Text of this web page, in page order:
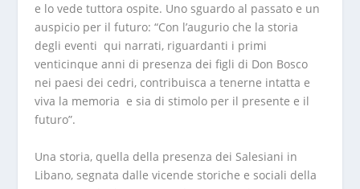
e lo vede tuttora ospite. Uno sguardo al passato e un
auspicio per il futuro: “Con l’augurio che la storia
degli eventi qui narrati, riguardanti i primi
venticinque anni di presenza dei figli di Don Bosco
nei paesi dei cedri, contribuisca a tenerne intatta e
viva la memoria e sia di stimolo per il presente e il
futuro”.
Una storia, quella della presenza dei Salesiani in
Libano, segnata dalle vicende storiche e sociali della